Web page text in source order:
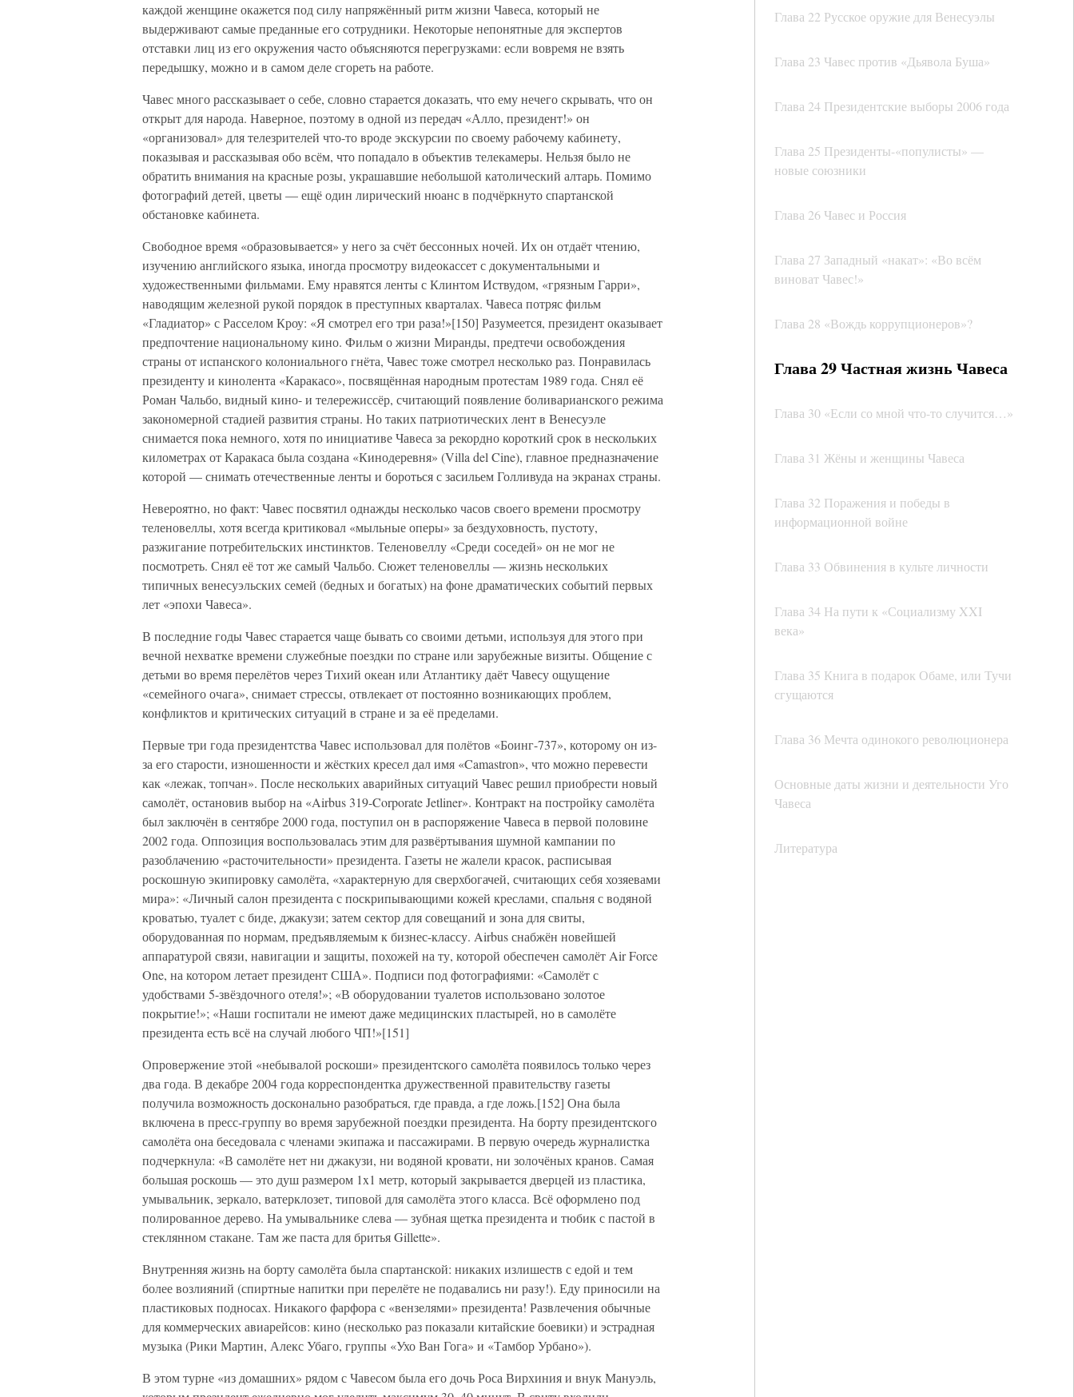
Глава 22 Русское оружие для Венесуэлы
Глава 23 Чавес против «Дьявола Буша»
Глава 24 Президентские выборы 2006 года
Глава 25 Президенты-«популисты» —
новые союзники
Глава 26 Чавес и Россия
Глава 27 Западный «накат»: «Во всём
виноват Чавес!»
Глава 28 «Вождь коррупционеров»?
Глава 29 Частная жизнь Чавеса
Глава 30 «Если со мной что-то случится…»
Глава 31 Жёны и женщины Чавеса
Глава 32 Поражения и победы в
информационной войне
Глава 33 Обвинения в культе личности
Глава 34 На пути к «Социализму XXI
века»
Глава 35 Книга в подарок Обаме, или Тучи
сгущаются
Глава 36 Мечта одинокого революционера
Основные даты жизни и деятельности Уго
Чавеса
Литература
каждой женщине окажется под силу напряжённый ритм жизни Чавеса, который не
выдерживают самые преданные его сотрудники. Некоторые непонятные для экспертов
отставки лиц из его окружения часто объясняются перегрузками: если вовремя не взять
передышку, можно и в самом деле сгореть на работе.
Чавес много рассказывает о себе, словно старается доказать, что ему нечего скрывать, что он
открыт для народа. Наверное, поэтому в одной из передач «Алло, президент!» он
«организовал» для телезрителей что-то вроде экскурсии по своему рабочему кабинету,
показывая и рассказывая обо всём, что попадало в объектив телекамеры. Нельзя было не
обратить внимания на красные розы, украшавшие небольшой католический алтарь. Помимо
фотографий детей, цветы — ещё один лирический нюанс в подчёркнуто спартанской
обстановке кабинета.
Свободное время «образовывается» у него за счёт бессонных ночей. Их он отдаёт чтению,
изучению английского языка, иногда просмотру видеокассет с документальными и
художественными фильмами. Ему нравятся ленты с Клинтом Иствудом, «грязным Гарри»,
наводящим железной рукой порядок в преступных кварталах. Чавеса потряс фильм
«Гладиатор» с Расселом Кроу: «Я смотрел его три раза!»[150] Разумеется, президент оказывает
предпочтение национальному кино. Фильм о жизни Миранды, предтечи освобождения
страны от испанского колониального гнёта, Чавес тоже смотрел несколько раз. Понравилась
президенту и кинолента «Каракасо», посвящённая народным протестам 1989 года. Снял её
Роман Чальбо, видный кино- и телережиссёр, считающий появление боливарианского режима
закономерной стадией развития страны. Но таких патриотических лент в Венесуэле
снимается пока немного, хотя по инициативе Чавеса за рекордно короткий срок в нескольких
километрах от Каракаса была создана «Кинодеревня» (Villa del Cine), главное предназначение
которой — снимать отечественные ленты и бороться с засильем Голливуда на экранах страны.
Невероятно, но факт: Чавес посвятил однажды несколько часов своего времени просмотру
теленовеллы, хотя всегда критиковал «мыльные оперы» за бездуховность, пустоту,
разжигание потребительских инстинктов. Теленовеллу «Среди соседей» он не мог не
посмотреть. Снял её тот же самый Чальбо. Сюжет теленовеллы — жизнь нескольких
типичных венесуэльских семей (бедных и богатых) на фоне драматических событий первых
лет «эпохи Чавеса».
В последние годы Чавес старается чаще бывать со своими детьми, используя для этого при
вечной нехватке времени служебные поездки по стране или зарубежные визиты. Общение с
детьми во время перелётов через Тихий океан или Атлантику даёт Чавесу ощущение
«семейного очага», снимает стрессы, отвлекает от постоянно возникающих проблем,
конфликтов и критических ситуаций в стране и за её пределами.
Первые три года президентства Чавес использовал для полётов «Боинг-737», которому он из-
за его старости, изношенности и жёстких кресел дал имя «Camastron», что можно перевести
как «лежак, топчан». После нескольких аварийных ситуаций Чавес решил приобрести новый
самолёт, остановив выбор на «Airbus 319-Corporate Jetliner». Контракт на постройку самолёта
был заключён в сентябре 2000 года, поступил он в распоряжение Чавеса в первой половине
2002 года. Оппозиция воспользовалась этим для развёртывания шумной кампании по
разоблачению «расточительности» президента. Газеты не жалели красок, расписывая
роскошную экипировку самолёта, «характерную для сверхбогачей, считающих себя хозяевами
мира»: «Личный салон президента с поскрипывающими кожей креслами, спальня с водяной
кроватью, туалет с биде, джакузи; затем сектор для совещаний и зона для свиты,
оборудованная по нормам, предъявляемым к бизнес-классу. Airbus снабжён новейшей
аппаратурой связи, навигации и защиты, похожей на ту, которой обеспечен самолёт Air Force
One, на котором летает президент США». Подписи под фотографиями: «Самолёт с
удобствами 5-звёздочного отеля!»; «В оборудовании туалетов использовано золотое
покрытие!»; «Наши госпитали не имеют даже медицинских пластырей, но в самолёте
президента есть всё на случай любого ЧП!»[151]
Опровержение этой «небывалой роскоши» президентского самолёта появилось только через
два года. В декабре 2004 года корреспондентка дружественной правительству газеты
получила возможность досконально разобраться, где правда, а где ложь.[152] Она была
включена в пресс-группу во время зарубежной поездки президента. На борту президентского
самолёта она беседовала с членами экипажа и пассажирами. В первую очередь журналистка
подчеркнула: «В самолёте нет ни джакузи, ни водяной кровати, ни золочёных кранов. Самая
большая роскошь — это душ размером 1x1 метр, который закрывается дверцей из пластика,
умывальник, зеркало, ватерклозет, типовой для самолёта этого класса. Всё оформлено под
полированное дерево. На умывальнике слева — зубная щетка президента и тюбик с пастой в
стеклянном стакане. Там же паста для бритья Gillette».
Внутренняя жизнь на борту самолёта была спартанской: никаких излишеств с едой и тем
более возлияний (спиртные напитки при перелёте не подавались ни разу!). Еду приносили на
пластиковых подносах. Никакого фарфора с «вензелями» президента! Развлечения обычные
для коммерческих авиарейсов: кино (несколько раз показали китайские боевики) и эстрадная
музыка (Рики Мартин, Алекс Убаго, группы «Ухо Ван Гога» и «Тамбор Урбано»).
В этом турне «из домашних» рядом с Чавесом была его дочь Роса Вирхиния и внук Мануэль,